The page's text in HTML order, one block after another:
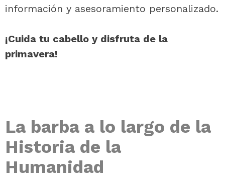
información y asesoramiento personalizado.
¡Cuida tu cabello y disfruta de la
primavera!
La barba a lo largo de la
Historia de la
Humanidad